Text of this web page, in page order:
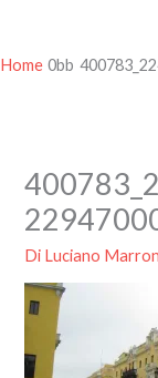
contenuto
Home
Di Luciano